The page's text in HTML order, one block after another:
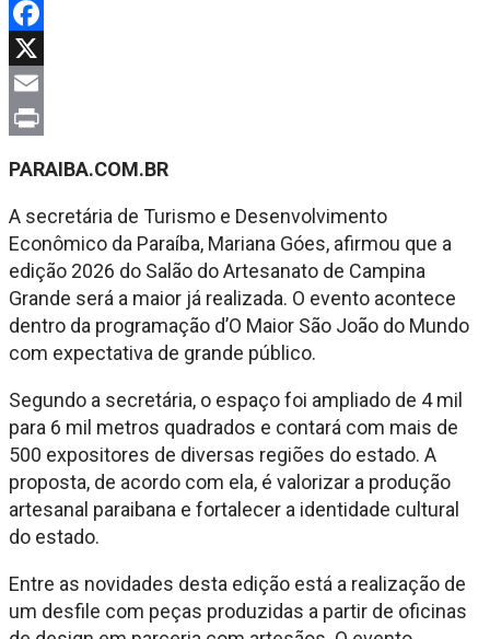
WhatsApp
Facebook
X
Email
PARAIBA.COM.BR
A secretária de Turismo e Desenvolvimento
Econômico da Paraíba, Mariana Góes, afirmou que a
edição 2026 do Salão do Artesanato de Campina
Grande será a maior já realizada. O evento acontece
dentro da programação d’O Maior São João do Mundo
com expectativa de grande público.
Segundo a secretária, o espaço foi ampliado de 4 mil
para 6 mil metros quadrados e contará com mais de
500 expositores de diversas regiões do estado. A
proposta, de acordo com ela, é valorizar a produção
artesanal paraibana e fortalecer a identidade cultural
do estado.
Entre as novidades desta edição está a realização de
um desfile com peças produzidas a partir de oficinas